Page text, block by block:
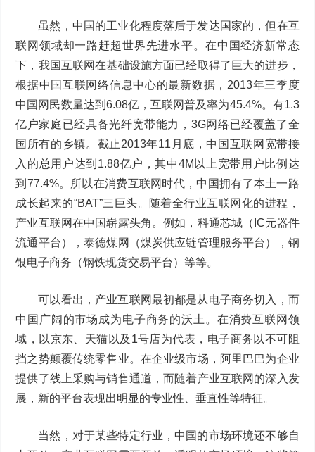
虽然，中国的工业化程度落后于发达国家的，但在互
联网领域却一路赶超世界先进水平。在中国经济新常态
下，我国互联网在基础设施方面已经取得了巨大的进步，
根据中国互联网络信息中心的最新数据，2013年三季度
中国网民数量达到6.08亿，互联网普及率为45.4%。有1.3
亿户家庭已经具备光纤宽带能力，3G网络已经覆盖了全
国所有的乡镇。截止2013年11月底，中国互联网宽带接
入的总用户达到1.88亿户，其中4M以上宽带用户比例达
到77.4%。所以在消费互联网时代，中国拥有了本土一路
成长起来的“BAT”三巨头。随着全行业互联网化的进程，
产业互联网在中国崭露头角。例如，科通芯城（IC元器件
流通平台），泰德煤网（煤炭供应链管理服务平台），钢
银电子商务（钢铁现货交易平台）等等。
可以看出，产业互联网最初都是从电子商务切入，而
中国广阔的市场成为电子商务的沃土。在消费互联网领
域，以京东、天猫以及1号店为代表，电子商务以不可阻
挡之势颠覆传统零售业。在企业级市场，阿里巴巴为企业
提供了线上采购与销售通道，而随着产业互联网的深入发
展，新的平台表现出明显的专业性、垂直性等特征。
当然，对于某些特定行业，中国的市场环境还不够自